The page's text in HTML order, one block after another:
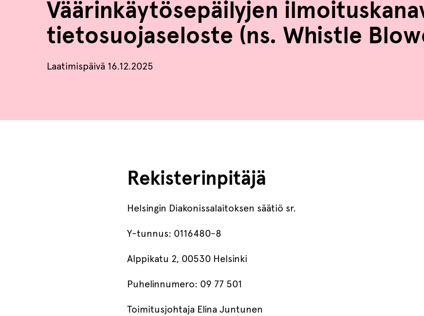
Väärinkäytösepäilyjen
tietosuojaseloste (ns. Whistle
Laatimispäivä 16.12.2025
Rekisterinpitäjä
Helsingin Diakonissalaitoksen säätiö sr.
Y-tunnus: 0116480-8
Alppikatu 2, 00530 Helsinki
Puhelinnumero: 09 77 501
Toimitusjohtaja Elina Juntunen